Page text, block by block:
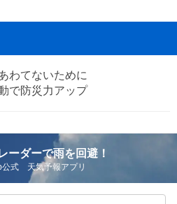
わてないために
で防災力アップ
ーダーで雨を回避！
公式 天気予報アプリ